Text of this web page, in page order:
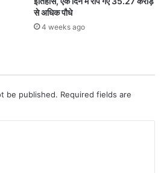
से अधिक पौधे
4 weeks ago
be published. Required fields are